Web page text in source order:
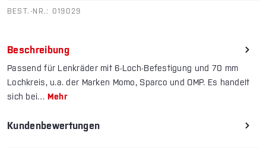
BEST.-NR.: 019029
Beschreibung
Passend für Lenkräder mit 6-Loch-Befestigung und 70 mm
Lochkreis, u.a. der Marken Momo, Sparco und OMP. Es handelt
sich bei… Mehr
Kundenbewertungen